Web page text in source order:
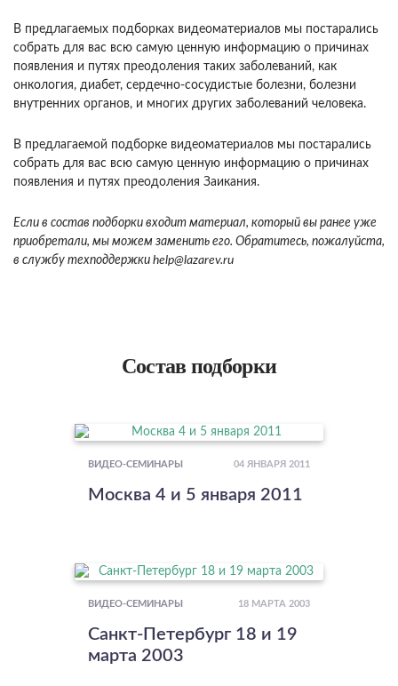
В предлагаемых подборках видеоматериалов мы постарались
собрать для вас всю самую ценную информацию о причинах
появления и путях преодоления таких заболеваний, как
онкология, диабет, сердечно-сосудистые болезни, болезни
внутренних органов, и многих других заболеваний человека.
В предлагаемой подборке видеоматериалов мы постарались
собрать для вас всю самую ценную информацию о причинах
появления и путях преодоления Заикания.
Если в состав подборки входит материал, который вы ранее уже
приобретали, мы можем заменить его. Обратитесь, пожалуйста,
в службу техподдержки help@lazarev.ru
Состав подборки
ВИДЕО-СЕМИНАРЫ 04 ЯНВАРЯ 2011
Москва 4 и 5 января 2011
ВИДЕО-СЕМИНАРЫ 18 МАРТА 2003
Санкт-Петербург 18 и 19
марта 2003